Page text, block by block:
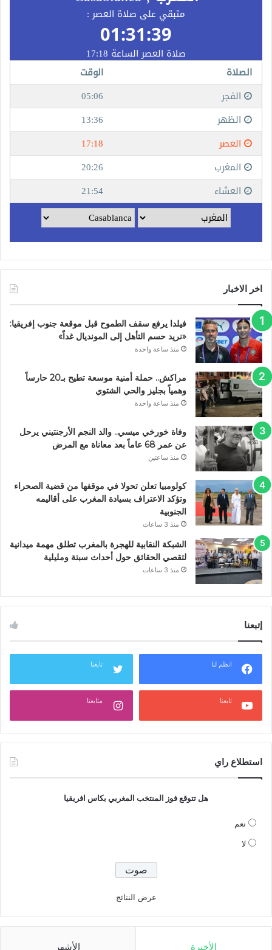
اخر الاخبار
فيلدا يرفع سقف الطموح قبل موقعة جنوب إفريقيا:
«نريد حسم التأهل إلى المونديال غداً»
منذ ساعة واحدة
مراكش.. حملة أمنية موسعة تطيح بـ20 حارساً
وهمياً بجليز والحي الشتوي
منذ ساعة واحدة
وفاة خورخي ميسي.. والد النجم الأرجنتيني يرحل
عن عمر 68 عاماً بعد معاناة مع المرض
منذ ساعتين
كولومبيا تعلن تحولا في موقفها من قضية الصحراء
وتؤكد الاعتراف بسيادة المغرب على أقاليمه
الجنوبية
منذ 3 ساعات
الشبكة النقابية للهجرة بالمغرب تطلق مهمة ميدانية
لتقصي الحقائق حول أحداث سبتة ومليلية
منذ 3 ساعات
إتبعنا
انظم لنا تابعنا
تابعنا متابعنا
استطلاع راي
هل تتوقع فوز المنتخب المغربي بكاس افريقيا
نعم
لا
عرض النتائج
الأخيرة الأشهر